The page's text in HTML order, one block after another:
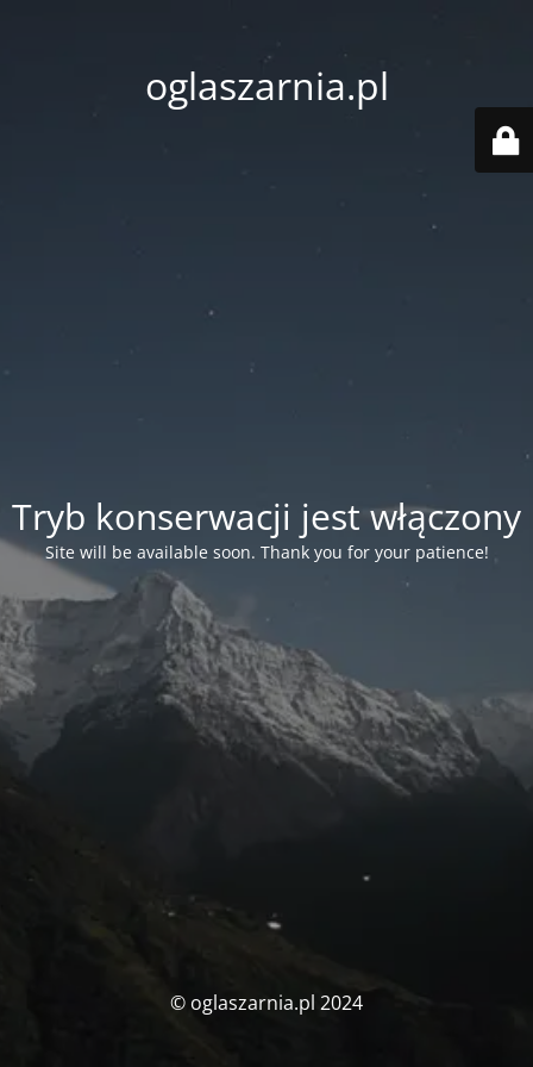
oglaszarnia.pl
Tryb konserwacji jest włączony
Site will be available soon. Thank you for your patience!
© oglaszarnia.pl 2024